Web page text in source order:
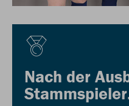
Nach der